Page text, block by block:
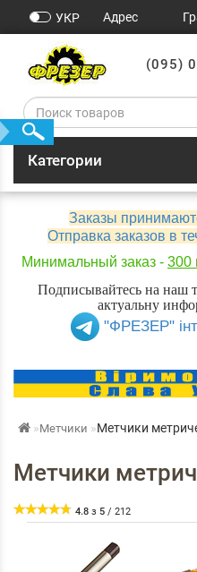
УКР Адрес
Категории
(095)
Заказы
Отправка заказов в
Минимальный заказ - 300
Подписывайтесь на наш
актуальну
"ФРЕЗЕР"
Метчики Метчики
Метчики
4.8 з 5 / 212